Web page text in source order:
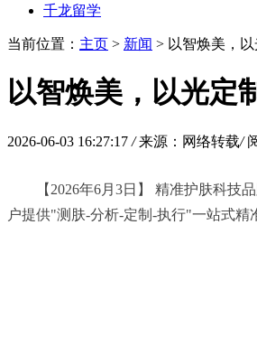
千龙留学
当前位置： 主页 > 新闻 > 以智焕美，
以智焕美，以光定
2026-06-03 16:27:17 / 来源：网络转载/